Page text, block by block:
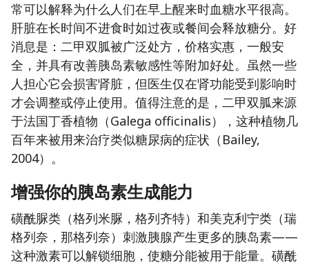
常可以解释为什么人们在早上醒来时血糖水平很高。
肝脏在长时间不进食时如过夜或餐间会释放糖分。好
消息是：二甲双胍被广泛处方，价格实惠，一般安
全，并具有改善胰岛素敏感性等附加好处。虽然一些
人担心它会损害肾脏，但医生仅在肾功能受到影响时
才会调整或停止使用。值得注意的是，二甲双胍来源
于法国丁香植物（Galega officinalis），这种植物几
百年来被用来治疗类似糖尿病的症状（Bailey,
2004）。
增强你的胰岛素生成能力
磺酰脲类（格列米脲，格列齐特）和美克利宁类（瑞
格列奈，那格列奈）刺激胰腺产生更多的胰岛素——
这种激素可以解锁细胞，使糖分能被用于能量。磺酰